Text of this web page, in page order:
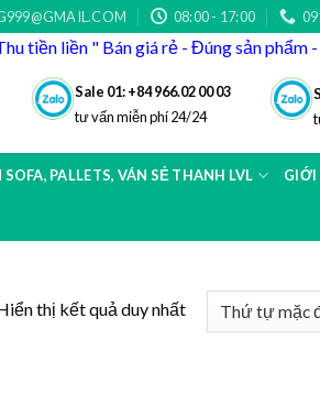
08:00 - 17:00
tiền liền " Bán giá rẻ - Đúng sản phẩm
Sale 01: +84966.02 00 03
tư vấn miễn phí 24/24
PALLETS, VÁN SẺ THANH LVL GIỚI
thị kết quả duy nhất